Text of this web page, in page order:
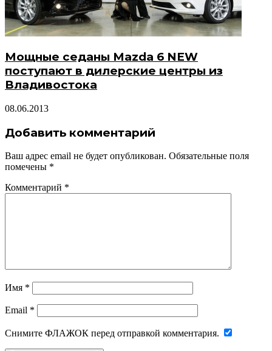
Мощные седаны Mazda 6 NEW
поступают в дилерские центры из
Владивостока
08.06.2013
Добавить комментарий
Ваш адрес email не будет опубликован. Обязательные поля
помечены *
Комментарий *
Имя *
Email *
Снимите ФЛАЖОК перед отправкой комментария.